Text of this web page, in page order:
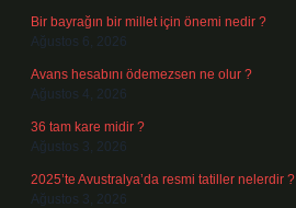
Bir bayrağın bir millet için önemi nedir ?
Ağustos 6, 2026
Avans hesabını ödemezsen ne olur ?
Ağustos 4, 2026
36 tam kare midir ?
Ağustos 3, 2026
2025’te Avustralya’da resmi tatiller nelerdir ?
Ağustos 3, 2026